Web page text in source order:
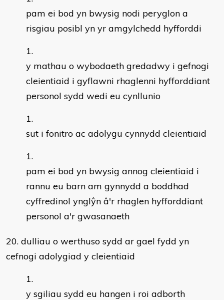
pam ei bod yn bwysig nodi peryglon a
risgiau posibl yn yr amgylchedd hyfforddi
y mathau o wybodaeth gredadwy i gefnogi
cleientiaid i gyflawni rhaglenni hyfforddiant
personol sydd wedi eu cynllunio
sut i fonitro ac adolygu cynnydd cleientiaid
pam ei bod yn bwysig annog cleientiaid i
rannu eu barn am gynnydd a boddhad
cyffredinol ynglŷn â'r rhaglen hyfforddiant
personol a'r gwasanaeth
20. dulliau o werthuso sydd ar gael fydd yn
cefnogi adolygiad y cleientiaid
y sgiliau sydd eu hangen i roi adborth